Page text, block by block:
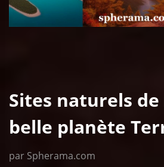
Sites naturels
belle planète
par Spherama.com